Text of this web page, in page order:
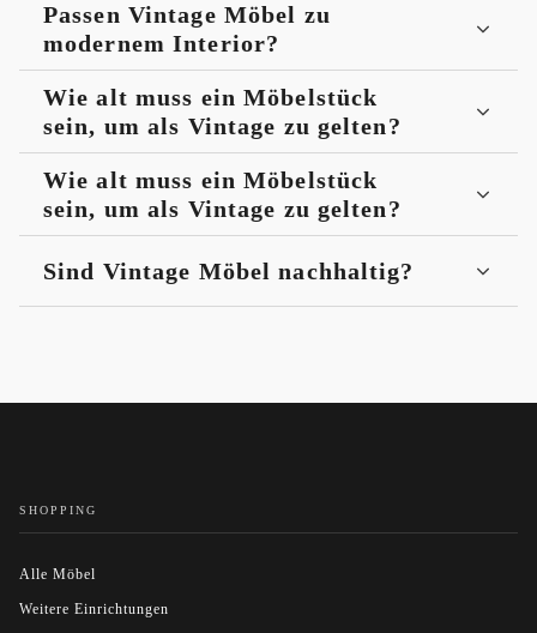
Passen Vintage Möbel zu
modernem Interior?
Wie alt muss ein Möbelstück
sein, um als Vintage zu gelten?
Wie alt muss ein Möbelstück
sein, um als Vintage zu gelten?
Sind Vintage Möbel nachhaltig?
SHOPPING
Alle Möbel
Weitere Einrichtungen